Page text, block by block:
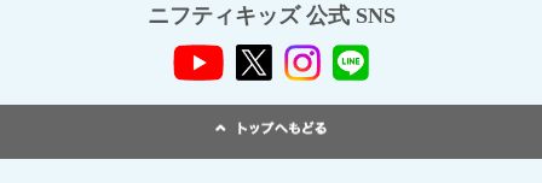
ニフティキッズ 公式 SNS